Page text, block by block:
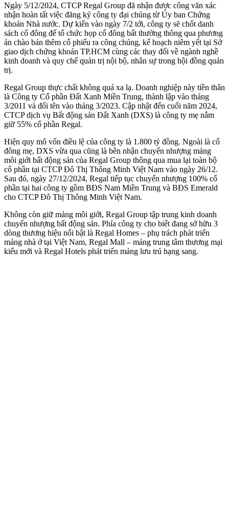
Ngày 5/12/2024, CTCP Regal Group đã nhận được công văn xác
nhận hoàn tất việc đăng ký công ty đại chúng từ Ủy ban Chứng
khoán Nhà nước. Dự kiến vào ngày 7/2 tới, công ty sẽ chốt danh
sách cổ đông để tổ chức họp cổ đông bất thường thông qua phương
án chào bán thêm cổ phiếu ra công chúng, kế hoạch niêm yết tại Sở
giao dịch chứng khoán TP.HCM cùng các thay đổi về ngành nghề
kinh doanh và quy chế quản trị nội bộ, nhân sự trong hội đồng quản
trị.
Regal Group thực chất không quá xa lạ. Doanh nghiệp này tiền thân
là Công ty Cổ phần Đất Xanh Miền Trung, thành lập vào tháng
3/2011 và đổi tên vào tháng 3/2023. Cập nhật đến cuối năm 2024,
CTCP dịch vụ Bất động sản Đất Xanh (DXS) là công ty mẹ nắm
giữ 55% cổ phần Regal.
Hiện quy mô vốn điều lệ của công ty là 1.800 tỷ đồng. Ngoài là cổ
đông mẹ, DXS vừa qua cũng là bên nhận chuyển nhượng mảng
môi giới bất động sản của Regal Group thông qua mua lại toàn bộ
cổ phần tại CTCP Đô Thị Thông Minh Việt Nam vào ngày 26/12.
Sau đó, ngày 27/12/2024, Regal tiếp tục chuyển nhượng 100% cổ
phần tại hai công ty gồm BĐS Nam Miền Trung và BĐS Emerald
cho CTCP Đô Thị Thông Minh Việt Nam.
Không còn giữ mảng môi giới, Regal Group tập trung kinh doanh
chuyển nhượng bất động sản. Phía công ty cho biết đang sở hữu 3
dòng thương hiệu nổi bật là Regal Homes – phụ trách phát triển
mảng nhà ở tại Việt Nam, Regal Mall – mảng trung tâm thương mại
kiểu mới và Regal Hotels phát triển mảng lưu trú hạng sang.